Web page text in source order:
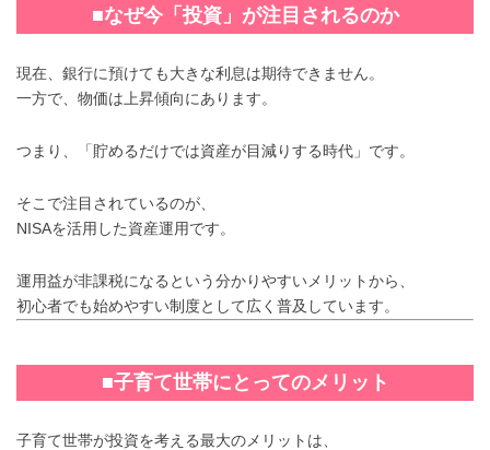
■なぜ今「投資」が注目されるのか
現在、銀行に預けても大きな利息は期待できません。
一方で、物価は上昇傾向にあります。
つまり、「貯めるだけでは資産が目減りする時代」です。
そこで注目されているのが、
NISAを活用した資産運用です。
運用益が非課税になるという分かりやすいメリットから、
初心者でも始めやすい制度として広く普及しています。
■子育て世帯にとってのメリット
子育て世帯が投資を考える最大のメリットは、